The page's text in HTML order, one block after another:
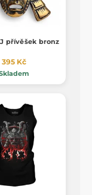
přívěšek bronz
395 Kč